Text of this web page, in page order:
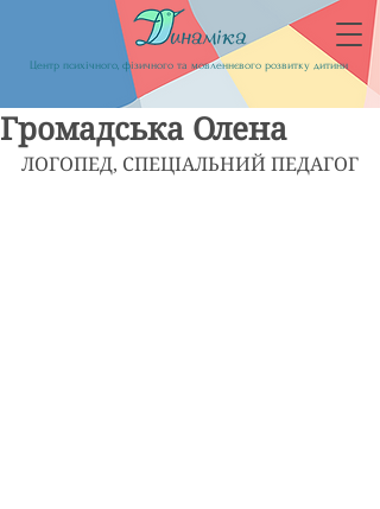
Центр психічного, фізичного та мовленнєвого розвитку дитини
Громадська Олена
ЛОГОПЕД, СПЕЦІАЛЬНИЙ ПЕДАГОГ